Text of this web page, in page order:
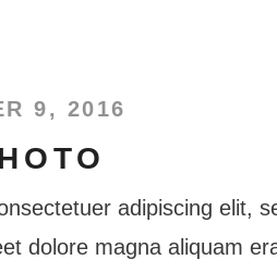
9, 2016
adipiscing elit,
dolore magna aliquam